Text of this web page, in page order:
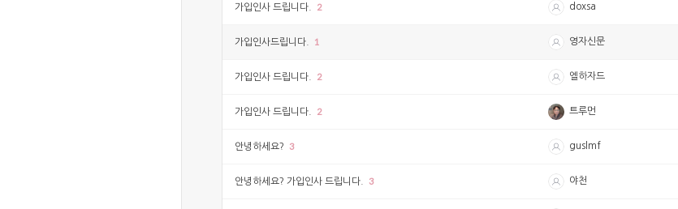
가입인사 드립니다. 2 doxsa
가입인사드립니다. 1 영자신문
가입인사 드립니다. 2 엘하자드
가입인사 드립니다. 2 트루먼
안녕하세요? 3 guslmf
안녕하세요? 가입인사 드립니다. 3 야천